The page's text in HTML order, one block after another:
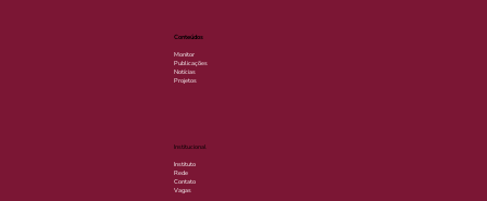
Conteúdos
Monitor
Publicações
Notícias
Projetos
Institucional
Instituto
Rede
Contato
Vagas